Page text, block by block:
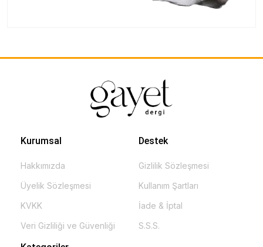
Kurumsal
Hakkımızda
Üyelik Sözleşmesi
KVKK
Veri Gizliliği ve Güvenliği
Destek
Gizlilik Sözleşmesi
Kullanım Şartları
İade & İptal
S.S.S.